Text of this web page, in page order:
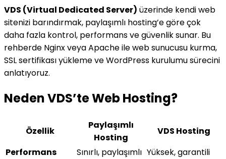
VDS (Virtual Dedicated Server) üzerinde kendi web
sitenizi barındırmak, paylaşımlı hosting’e göre çok
daha fazla kontrol, performans ve güvenlik sunar. Bu
rehberde Nginx veya Apache ile web sunucusu kurma,
SSL sertifikası yükleme ve WordPress kurulumu sürecini
anlatıyoruz.
Neden VDS’te Web Hosting?
Özellik
Paylaşımlı
Hosting
VDS Hosting
Performans
Sınırlı, paylaşımlı Yüksek, garantili